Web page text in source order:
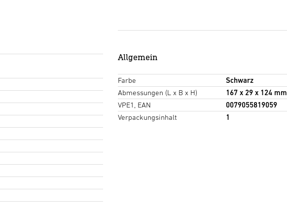
Allgemein
Farbe
Schwarz
Abmessungen (L x B x H)
167 x 29 x 124 mm
VPE1, EAN
0079055819059
Verpackungsinhalt
1